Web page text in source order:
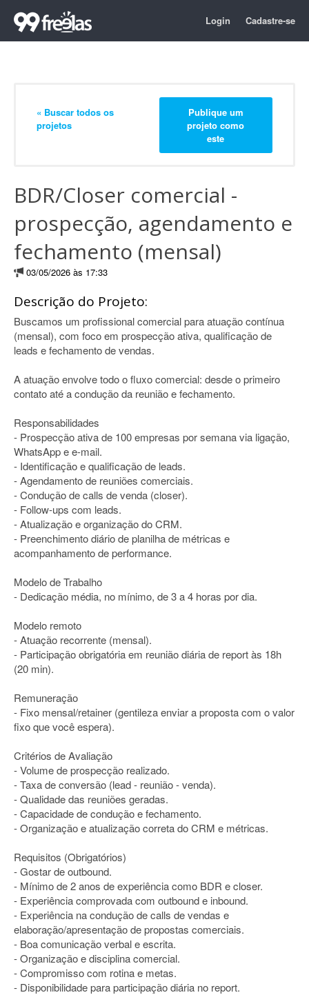
Login Cadastre-se
« Buscar todos os
projetos
Publique um
projeto como
este
BDR/Closer comercial -
prospecção, agendamento e
fechamento (mensal)
03/05/2026 às 17:33
Descrição do Projeto:
Buscamos um profissional comercial para atuação contínua
(mensal), com foco em prospecção ativa, qualificação de
leads e fechamento de vendas.
A atuação envolve todo o fluxo comercial: desde o primeiro
contato até a condução da reunião e fechamento.
Responsabilidades
- Prospecção ativa de 100 empresas por semana via ligação,
WhatsApp e e-mail.
- Identificação e qualificação de leads.
- Agendamento de reuniões comerciais.
- Condução de calls de venda (closer).
- Follow-ups com leads.
- Atualização e organização do CRM.
- Preenchimento diário de planilha de métricas e
acompanhamento de performance.
Modelo de Trabalho
- Dedicação média, no mínimo, de 3 a 4 horas por dia.
Modelo remoto
- Atuação recorrente (mensal).
- Participação obrigatória em reunião diária de report às 18h
(20 min).
Remuneração
- Fixo mensal/retainer (gentileza enviar a proposta com o valor
fixo que você espera).
Critérios de Avaliação
- Volume de prospecção realizado.
- Taxa de conversão (lead - reunião - venda).
- Qualidade das reuniões geradas.
- Capacidade de condução e fechamento.
- Organização e atualização correta do CRM e métricas.
Requisitos (Obrigatórios)
- Gostar de outbound.
- Mínimo de 2 anos de experiência como BDR e closer.
- Experiência comprovada com outbound e inbound.
- Experiência na condução de calls de vendas e
elaboração/apresentação de propostas comerciais.
- Boa comunicação verbal e escrita.
- Organização e disciplina comercial.
- Compromisso com rotina e metas.
- Disponibilidade para participação diária no report.